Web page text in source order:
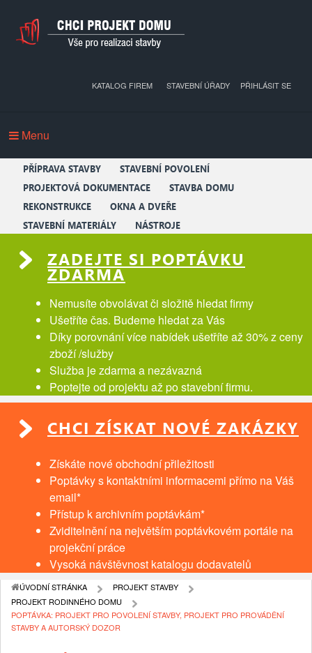
PŘIHLÁSIT SE
KATALOG FIREM STAVEBNÍ ÚŘADY
Menu
PŘÍPRAVA STAVBY
STAVEBNÍ POVOLENÍ
PROJEKTOVÁ DOKUMENTACE
STAVBA DOMU
REKONSTRUKCE
OKNA A DVEŘE
STAVEBNÍ MATERIÁLY
NÁSTROJE
ZADEJTE SI POPTÁVKU
ZDARMA
Nemusíte obvolávat či složitě hledat firmy
Ušetříte čas. Budeme hledat za Vás
Díky porovnání více nabídek ušetříte až 30% z ceny
zboží /služby
Služba je zdarma a nezávazná
Poptejte od projektu až po stavební firmu.
CHCI ZÍSKAT NOVÉ ZAKÁZKY
Získáte nové obchodní přiležitosti
Poptávky s kontaktními informacemi přímo na Váš
email*
Přístup k archivním poptávkám*
Zviditelnění na největším poptávkovém portále na
projekční práce
Vysoká návštěvnost katalogu dodavatelů
ÚVODNÍ STRÁNKA
PROJEKT STAVBY
PROJEKT RODINNÉHO DOMU
POPTÁVKA: PROJEKT PRO POVOLENÍ STAVBY, PROJEKT PRO PROVÁDĚNÍ
STAVBY A AUTORSKÝ DOZOR